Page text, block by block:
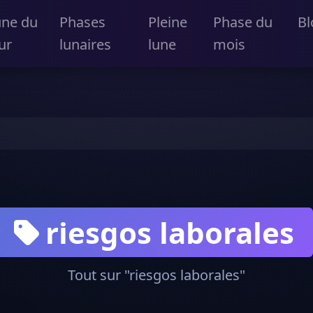
du
Phases
lunaires
Pleine
lune
Phase du
mois
riesgos laborales
Tout sur "riesgos laborales"